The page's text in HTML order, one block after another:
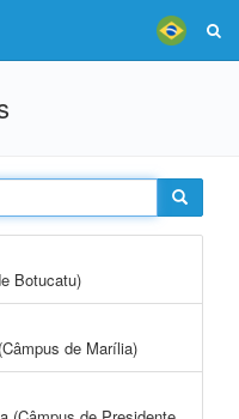
Botucatu)
de Marília)